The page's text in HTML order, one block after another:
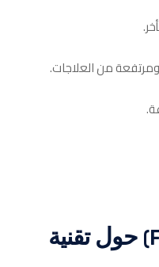
من العلاجات.
الأسئلة الشائعة (FAQs) حول تقنية